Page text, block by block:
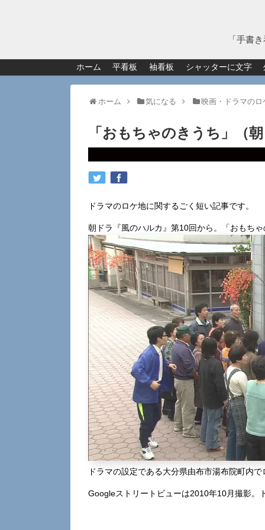
「手書
ホーム 平看板 袖看板 シャッターに文字
ホーム 気になる 映画・ドラマのロ
「おもちゃのきうち」（
ドラマのロケ地に関するごく短い記事です。
朝ドラ『風のハルカ』第10回から。「おもちゃ
ドラマの設定である大分県由布市湯布院町内
Googleストリートビューは2010年10月撮影。